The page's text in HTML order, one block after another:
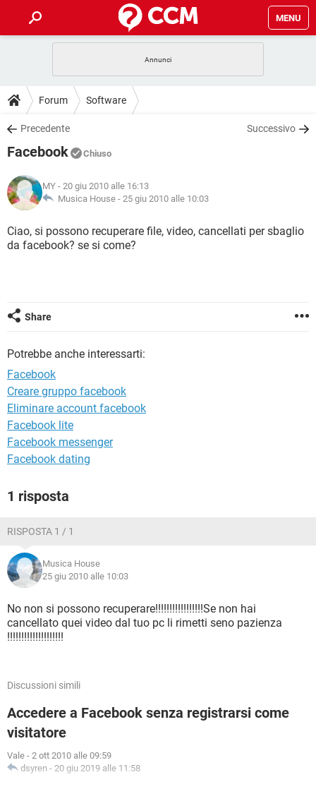
MENU
INTRATTENIMENTO
iOS
INSTAGRAM
TIKTOK
HARDWARE
GUIDE
COVID-19
INSTAGRAM
TIKTOK
HARDWARE
DOWNLOAD
COVID-19
INTRATTENIMENTO
iOS WINDOWS 10
INSTAGRAM WHATSAPP
TIKTOK
COVID-19
INTRATTENIMENTO
iOS WINDOWS 10
HARDWARE
GLOSSARIO
COVID-19 GAMING
INTRATTENIMENTO
TIKTOK
Forum Software
Precedente Successivo
Facebook Chiuso
MY - 20 giu 2010 alle 16:13
Musica House - 25 giu 2010 alle 10:03
Ciao, si possono recuperare file, video, cancellati per sbaglio
da facebook? se si come?
Share
Potrebbe anche interessarti:
Facebook
Creare gruppo facebook
Eliminare account facebook
Facebook lite
Facebook messenger
Facebook dating
1 risposta
RISPOSTA 1 / 1
Musica House
25 giu 2010 alle 10:03
No non si possono recuperare!!!!!!!!!!!!!!!!!Se non hai
cancellato quei video dal tuo pc li rimetti seno pazienza
!!!!!!!!!!!!!!!!!!!!
Discussioni simili
Accedere a Facebook senza registrarsi come
visitatore
Vale - 2 ott 2010 alle 09:59
dsyren - 20 giu 2019 alle 11:58